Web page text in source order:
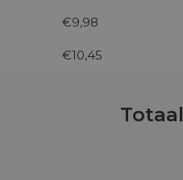
€9,98
€10,45
Totaal